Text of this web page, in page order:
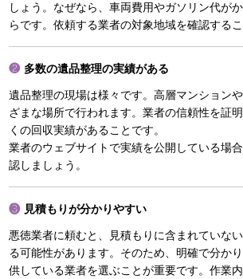
しょう。なぜなら、車両費用やガソリン代が
らです。依頼する業者の対象地域を確認するこ
多数の遺品整理の実績がある
遺品整理の現場は様々です。高層マンション
ざまな場所で行われます。業者の信頼性を証
くの回収実績があることです。
業者のウェブサイトで実績を公開している場
認しましょう。
見積もりが分かりやすい
悪徳業者に頼むと、見積もりに含まれていな
る可能性があります。そのため、明確で分か
供している業者を選ぶことが重要です。作業